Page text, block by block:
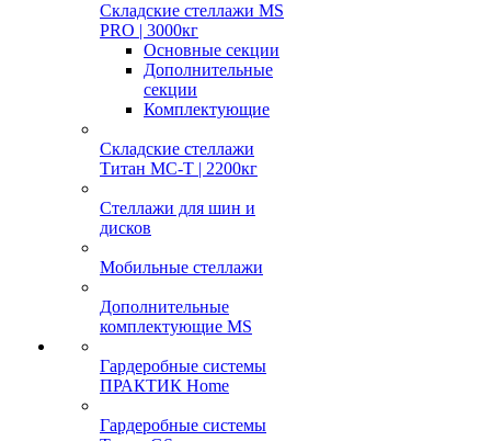
Складские стеллажи MS
PRO | 3000кг
Основные секции
Дополнительные
секции
Комплектующие
Складские стеллажи
Титан МС-Т | 2200кг
Стеллажи для шин и
дисков
Мобильные стеллажи
Дополнительные
комплектующие MS
Гардеробные системы
ПРАКТИК Home
Гардеробные системы